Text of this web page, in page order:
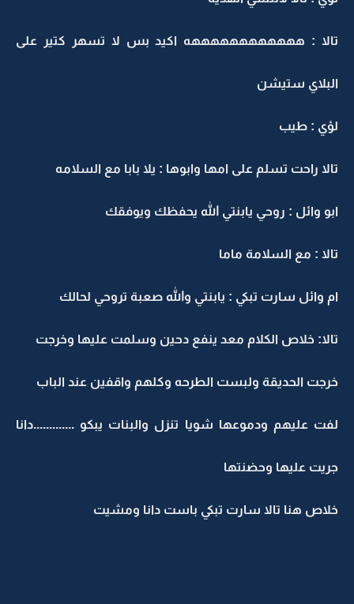
تالا : ههههههههههههه اكيد بس لا تسهر كتير على
البلاي ستيشن
لؤي : طيب
تالا راحت تسلم على امها وابوها : يلا بابا مع السلامه
ابو وائل : روحي يابنتي الله يحفظك ويوفقك
تالا : مع السلامة ماما
ام وائل سارت تبكي : يابنتي والله صعبة تروحي لحالك
تالا: خلاص الكلام معد ينفع دحين وسلمت عليها وخرجت
خرجت الحديقة ولبست الطرحه وكلهم واقفين عند الباب
لفت عليهم ودموعها شويا تنزل والبنات يبكو .............دانا
جريت عليها وحضنتها
خلاص هنا تالا سارت تبكي باست دانا ومشيت